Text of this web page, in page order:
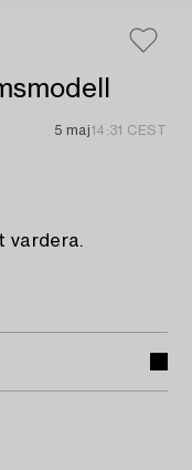
5 maj14:31 CEST
vardera.